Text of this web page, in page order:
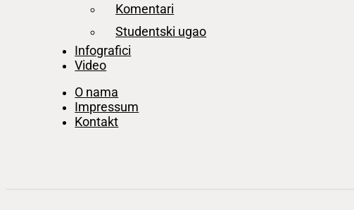
Komentari
Studentski ugao
Infografici
Video
O nama
Impressum
Kontakt